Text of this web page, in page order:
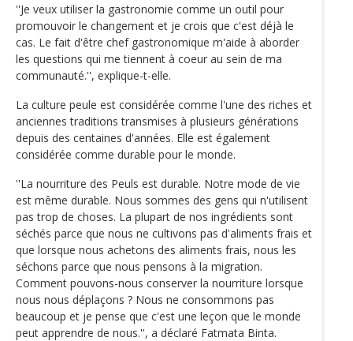
''Je veux utiliser la gastronomie comme un outil pour
promouvoir le changement et je crois que c'est déjà le
cas. Le fait d'être chef gastronomique m'aide à aborder
les questions qui me tiennent à coeur au sein de ma
communauté.'', explique-t-elle.
La culture peule est considérée comme l'une des riches et
anciennes traditions transmises à plusieurs générations
depuis des centaines d'années. Elle est également
considérée comme durable pour le monde.
''La nourriture des Peuls est durable. Notre mode de vie
est même durable. Nous sommes des gens qui n'utilisent
pas trop de choses. La plupart de nos ingrédients sont
séchés parce que nous ne cultivons pas d'aliments frais et
que lorsque nous achetons des aliments frais, nous les
séchons parce que nous pensons à la migration.
Comment pouvons-nous conserver la nourriture lorsque
nous nous déplaçons ? Nous ne consommons pas
beaucoup et je pense que c'est une leçon que le monde
peut apprendre de nous.'', a déclaré Fatmata Binta.